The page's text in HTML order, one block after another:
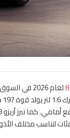
لعام
مختلف الأذواق، وتبدأ أسعارها